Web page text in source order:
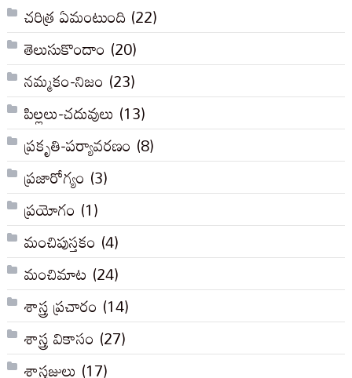
చరిత్ర ఏమంటుంది (22)
తెలుసుకొందాం (20)
నమ్మకం-నిజం (23)
పిల్లలు-చదువులు (13)
ప్రకృతి-పర్యావరణం (8)
ప్రజారోగ్యం (3)
ప్రయోగం (1)
మంచిపుస్తకం (4)
మంచిమాట (24)
శాస్త్ర ప్రచారం (14)
శాస్త్ర వికాసం (27)
శాస్త్రజ్ఞులు (17)